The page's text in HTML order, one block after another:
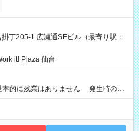
業発生時は1分単位で支給 ※研修中の
6,400円以上可能 ※交通費別途支給
（時給1,300円×8時間×16日） 【試用期間】試用期間なし
丁205-1 広瀬通SEビル（最寄り駅：
it! Plaza 仙台
本的に残業はありません 発生時の残
します